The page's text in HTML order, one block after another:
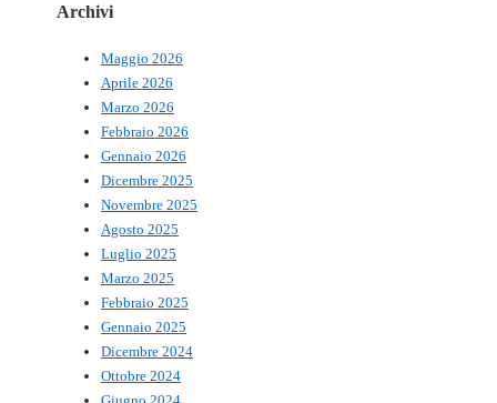
Archivi
Maggio 2026
Aprile 2026
Marzo 2026
Febbraio 2026
Gennaio 2026
Dicembre 2025
Novembre 2025
Agosto 2025
Luglio 2025
Marzo 2025
Febbraio 2025
Gennaio 2025
Dicembre 2024
Ottobre 2024